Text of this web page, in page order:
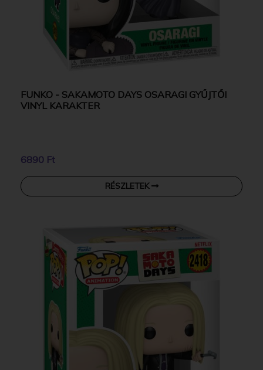
FUNKO - SAKAMOTO DAYS OSARAGI GYŰJTŐI
VINYL KARAKTER
6890 Ft
RÉSZLETEK